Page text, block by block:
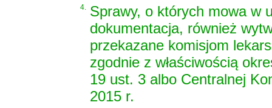
4. Sprawy, o których mowa w
dokumentacja, również
przekazane komisjom
zgodnie z właściwością
19 ust. 3 albo Centralnej
2015 r.